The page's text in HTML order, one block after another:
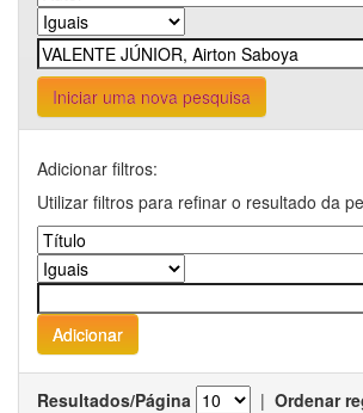
Iniciar uma nova pesquisa
Adicionar filtros:
Utilizar filtros para refinar o resultado da
Resultados/Página | Ordenar